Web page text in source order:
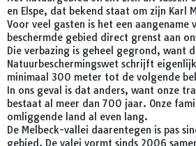
en Elspe, dat bekend staat om zijn Karl
Voor veel gasten is het een aangename
beschermde gebied direct grenst aan
Die verbazing is geheel gegrond, want
Natuurbeschermingswet schrijft
minimaal 300 meter tot de volgende
In ons geval is dat anders, want onze
bestaat al meer dan 700 jaar. Onze
omliggende land al even lang.
De Melbeck-vallei daarentegen is pas
gebied. De valei vormt sinds 2006